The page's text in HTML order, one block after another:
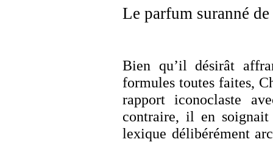
Le parfum suranné de
Bien qu’il désirât
formules toutes faites,
rapport iconoclaste
contraire, il en
lexique délibérément